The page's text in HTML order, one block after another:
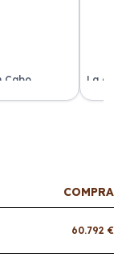
Cabo
y sin
La
de
COMPRA
60.792 €